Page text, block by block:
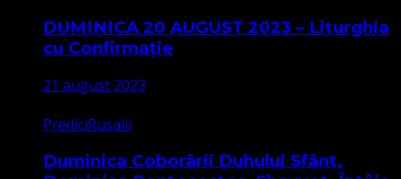
DUMINICA 20 AUGUST 2023 – Liturghia
cu Confirmație
21 august 2023
PrediciRusalii
Duminica Coborârii Duhului Sfânt,